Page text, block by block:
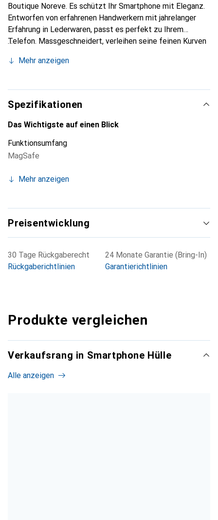
Boutique Noreve. Es schützt Ihr Smartphone mit Eleganz.
Entworfen von erfahrenen Handwerkern mit jahrelanger
Erfahrung in Lederwaren, passt es perfekt zu Ihrem
Telefon. Massgeschneidert, verleihen seine feinen Kurven
unverzichtbaren Accessoire für Ihr Smartphone.
die Marke Noreve eine zuverlässige Wahl für eine
anspruchsvolle Kundschaft.
Mehr anzeigen
Spezifikationen
Das Wichtigste auf einen Blick
Funktionsumfang
MagSafe
Mehr anzeigen
Preisentwicklung
30 Tage Rückgaberecht
Rückgaberichtlinien
24 Monate Garantie (Bring-In)
Garantierichtlinien
Produkte vergleichen
Verkaufsrang in Smartphone Hülle
Alle anzeigen